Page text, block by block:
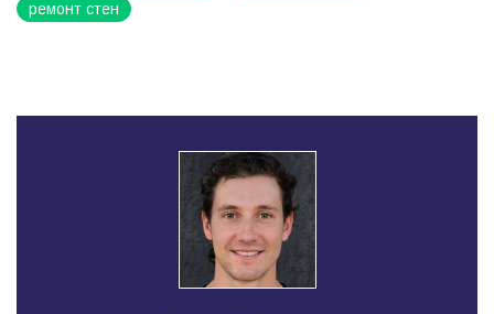
ремонт стен